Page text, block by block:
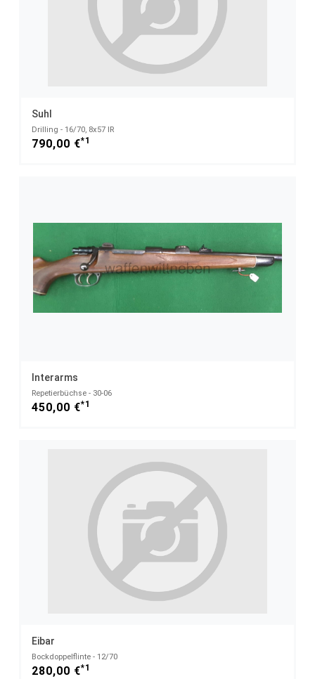
Suhl
Drilling - 16/70, 8x57 IR
790,00 €*1
Interarms
Repetierbüchse - 30-06
450,00 €*1
Eibar
Bockdoppelflinte - 12/70
280,00 €*1